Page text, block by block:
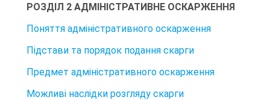
РОЗДІЛ 2 АДМІНІСТРАТИВНЕ ОСКАРЖЕННЯ
Поняття адміністративного оскарження
Підстави та порядок подання скарги
Предмет адміністративного оскарження
Можливі наслідки розгляду скарги